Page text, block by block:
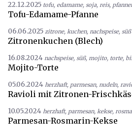
22.12.2025 tofu, edamame, soja, reis,
Tofu-Edamame-Pfanne
06.06.2025 zitrone, kuchen, nachspeise, süß
Zitronenkuchen (Blech)
16.08.2024 nachspeise, süß, mojito, torte,
Mojito-Torte
05.06.2024 herzhaft, parmesan, nudeln,
Ravioli mit Zitronen-
10.05.2024 herzhaft, parmesan, kekse,
Parmesan-Rosmarin-Kekse